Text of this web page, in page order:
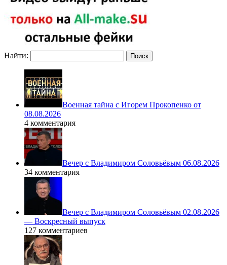
Найти:
Военная тайна с Игорем Прокопенко от
08.08.2026
4 комментария
Вечер с Владимиром Соловьёвым 06.08.2026
34 комментария
Вечер с Владимиром Соловьёвым 02.08.2026
— Воскресный выпуск
127 комментариев